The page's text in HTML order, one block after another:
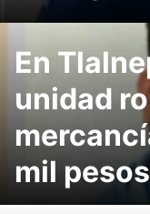
En
unidad
mil pesos